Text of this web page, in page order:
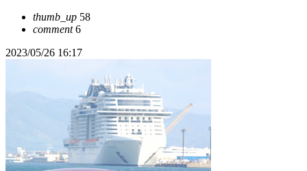
thumb_up 58
comment6
2023/05/26 16:17